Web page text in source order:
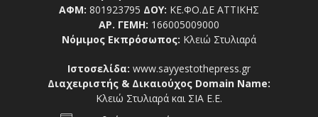
ΑΦΜ: 801923795 ΔΟΥ: ΚΕ.ΦΟ.ΔΕ ΑΤΤΙΚΗΣ
ΑΡ. ΓΕΜΗ: 166005009000
Νόμιμος Εκπρόσωπος: Κλειώ Στυλιαρά
Ιστοσελίδα: www.sayyestothepress.gr
Διαχειριστής & Δικαιούχος Domain Name:
Κλειώ Στυλιαρά και ΣΙΑ Ε.Ε.